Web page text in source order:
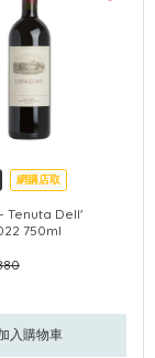
網購店取
Tenuta Dell'
750ml
入購物車